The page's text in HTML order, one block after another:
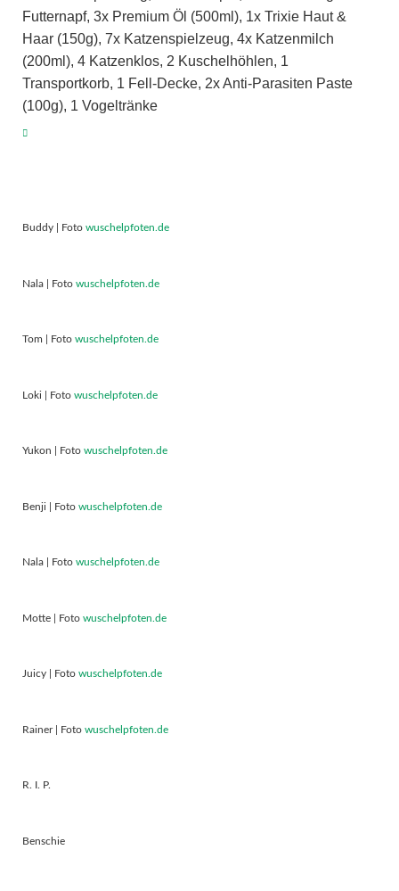
Futternapf, 3x Premium Öl (500ml), 1x Trixie Haut &
Haar (150g), 7x Katzenspielzeug, 4x Katzenmilch
(200ml), 4 Katzenklos, 2 Kuschelhöhlen, 1
Transportkorb, 1 Fell-Decke, 2x Anti-Parasiten Paste
(100g), 1 Vogeltränke
Buddy | Foto wuschelpfoten.de
Nala | Foto wuschelpfoten.de
Tom | Foto wuschelpfoten.de
Loki | Foto wuschelpfoten.de
Yukon | Foto wuschelpfoten.de
Benji | Foto wuschelpfoten.de
Nala | Foto wuschelpfoten.de
Motte | Foto wuschelpfoten.de
Juicy | Foto wuschelpfoten.de
Rainer | Foto wuschelpfoten.de
R. I. P.
Benschie